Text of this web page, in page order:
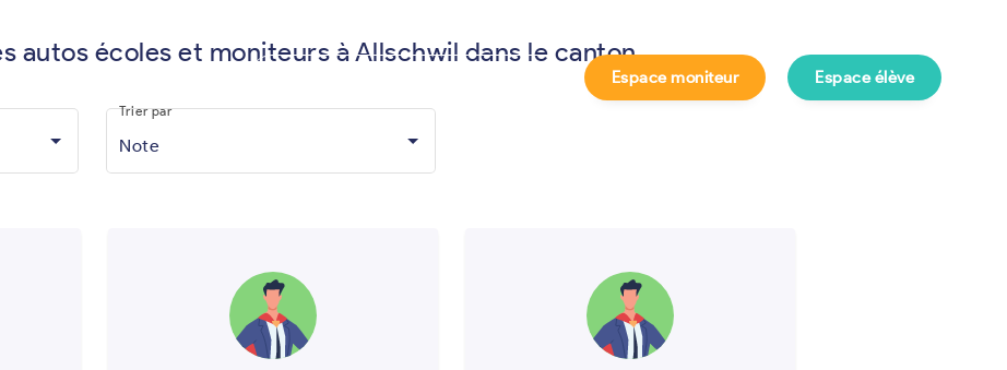
Espace moniteur Espace élève
autos écoles et moniteurs à Allschwil dans le canton
Note
Trier par